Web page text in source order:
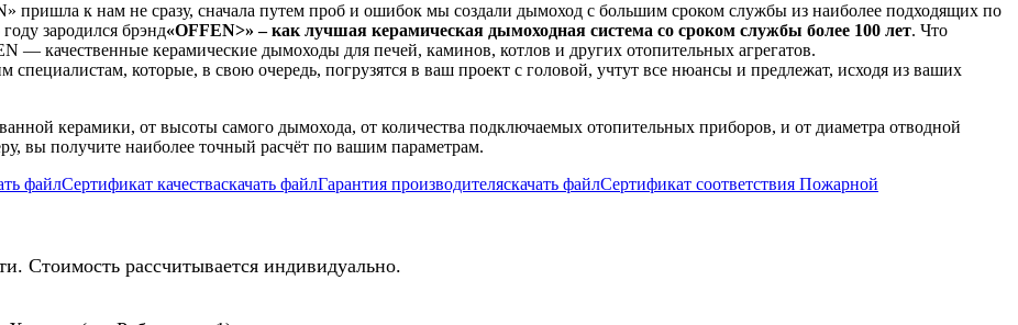
пришла к нам не сразу, сначала путем проб и ошибок мы создали дымоход с большим сроком службы из наиболее подходящих по
зародился брэнд«OFFEN>» – как лучшая керамическая дымоходная система со сроком службы более 100 лет. Что
— качественные керамические дымоходы для печей, каминов, котлов и других отопительных агрегатов.
которые, в свою очередь, погрузятся в ваш проект с головой, учтут все нюансы и предлежат, исходя из ваших
керамики, от высоты самого дымохода, от количества подключаемых отопительных приборов, и от диаметра отводной
вы получите наиболее точный расчёт по вашим параметрам.
файлСертификат качестваскачать файлГарантия производителяскачать файлСертификат соответствия Пожарной
Стоимость рассчитывается индивидуально.